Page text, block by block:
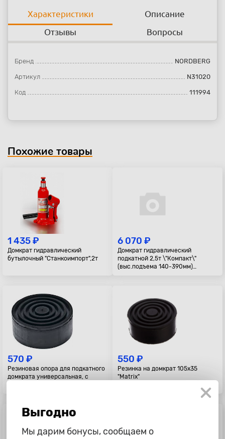
Характеристики
Описание
Отзывы
Вопросы
Бренд NORDBERG
Артикул N31020
Код 111994
Похожие товары
1 435 ₽
Домкрат гидравлический
бутылочный "Станкоимпорт",2т
6 070 ₽
Домкрат гидравлический
подкатной 2,5т \"Компакт\"
(выс.подъема 140-390мм)
570 ₽
Резиновая опора для подкатного
домкрата универсальная, с
550 ₽
Резинка на домкрат 105х35
"Matrix"
Выгодно
Мы дарим бонусы, сообщаем о